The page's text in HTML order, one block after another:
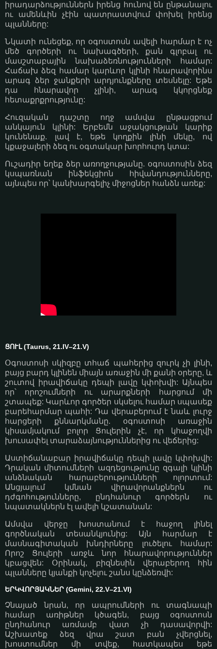
իրադարձություններն իրենց հունով են ընթանալու
ու ամենևին չէին պատրաստվում փոխել իրենց
պլանները:
Նկատի ունեցեք, որ օգոստոսն ավելի հարմար է ոչ
մեծ գործերի ու նախագծերի, քան գլոբալ ու
մասշտաբային նախաձեռնությունների համար:
Հաճախ ձեզ համար կարևոր կլինի հնարավորինս
արագ ձեր ջանքերի արդյունքները տեսնելը: Եթե
դա հնարավոր չլինի, արագ կկորցնեք
հետաքրքրությունը:
Հուզական դաշտը ողջ ամսվա ընթացքում
անկայուն կլինի: Երբեմն աջակցության կարիք
կունենաք. լավ է, եթե կողքին լինի մեկը, ով
կքաջալերի ձեզ ու օգտակար խորհուրդ կտա:
Ուշադիր եղեք ձեր առողջությանը. օգոստոսին ձեզ
կսպառնան ինֆեկցիոն հիվանդությունները,
այնպես որ՝ կանխարգելիչ միջոցներ հանձն առեք:
ՑՈՒԼ (Taurus, 21.IV–21.V)
Օգոստոսի սկիզբը տհաճ պահերից զուրկ չի լինի,
բայց բարդ կլինեն միայն առաջին մի քանի օրերը, և
շուտով իրավիճակը դեպի լավը կփոխվի: Այնպես
որ՝ որոշումների ու արարքների հարցում մի
շտապեք: Կարևոր գործեր սկսելու համար սպասեք
բարեհարմար պահի: Դա վերաբերում է նաև լուրջ
հարցերի քննարկմանը. օգոստոսի առաջին
կիսամյակում բոլոր Ցուլերին չէ, որ կհաջողվի
խուսափել տարաձայնություններից ու վեճերից:
Աստիճանաբար իրավիճակը դեպի լավը կփոխվի:
Դրական միտումների ազդեցությունը զգալի կլինի
անձնական հարաբերությունների ոլորտում:
Անցյալում կմնան վիրավորանքներն ու
դժգոհությունները, ընդհանուր գործերն ու
նպատակներն էլ ավելի կշատանան:
Ամսվա վերջը խոստանում է հաջող լինել
գործնական տեսանկյունից: Այն հարմար է
մասնագիտական խնդիրները լուծելու համար:
Որոշ Ցուլերի առջև նոր հնարավորություններ
կբացվեն: Օրինակ, բիզնեսին վերաբերող հին
պլանները կյանքի կոչելու շանս կընձեռվի:
ԵՐԿՎՈՐՅԱԿՆԵՐ (Gemini, 22.V–21.VI)
Չնայած նրան, որ ապրումների ու տագնապի
համար առիթներ կծագեն, բայց օգոստոսն
ընդհանուր առմամբ վատ չի դասավորվի:
Աշխատեք ձեզ վրա շատ բան չվերցնել,
խոստումներ մի տվեք, հատկապես եթե